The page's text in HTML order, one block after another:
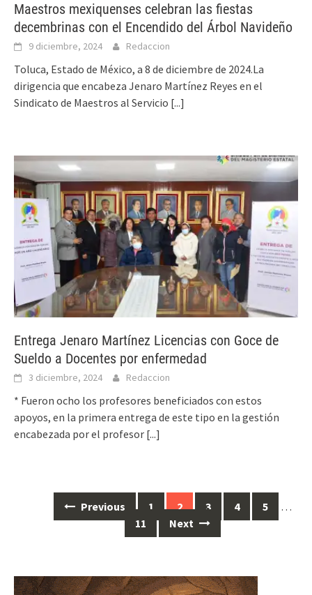
Maestros mexiquenses celebran las fiestas
decembrinas con el Encendido del Árbol Navideño
9 diciembre, 2024 Redaccion
Toluca, Estado de México, a 8 de diciembre de 2024.La
dirigencia que encabeza Jenaro Martínez Reyes en el
Sindicato de Maestros al Servicio [...]
Entrega Jenaro Martínez Licencias con Goce de
Sueldo a Docentes por enfermedad
3 diciembre, 2024 Redaccion
* Fueron ocho los profesores beneficiados con estos
apoyos, en la primera entrega de este tipo en la gestión
encabezada por el profesor [...]
navigation
Previous 1 2 3 4 5
…
11
Next